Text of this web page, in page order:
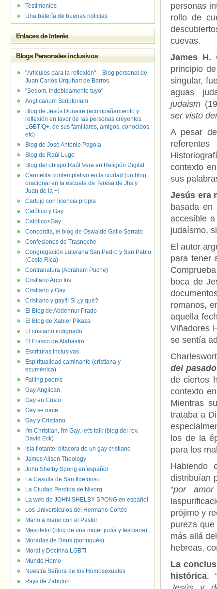
personas
rollo de
cuevas.
James H.
principio
singular,
aguas
judaism
ser visto
A pesar
contexto
sus
Jesús era
basada en
accesible
judaísmo,
El autor
para tener
boca de
romanos,
aquella
Viñadores
se sentía
del
de ciertos
contexto
Mientras
trataba a
los de la
para los
Habiendo
distribuían
“por
prójimo y
pureza
más allá
hebreas,
La
histórica.
Testimonios
Una batería de buenas noticias
Enlaces de Interés
Blogs Personales inclusivos
"Artículos para la reflexión" – Blog personal de
Juan Carlos Urquhart de Barros.
"Sedom. Indebidamente tuyo"
Anglicanum Scriptorium
Blog de Jesús Donaire (acompañamiento y
reflexión en favor de las personas creyentes
LGBTIQ+, de sus familiares, amigos, conocidos,
etc)
Blog de José Antonio Pagola
Blog de Raúl Lugo
Blog del obispo Raúl Vera en Religión Digital
Carmelita contemplativo en la ciudad (un blog
oracional en la escuela de Teresa de Jhs y
Juan de la +)
Cartujo con licencia propia
Católico y Gay
Católico+Gay
Concordia, el blog de Oswaldo Gallo Serrato
Confesiones de Trasnoche
Congregación Luterana San Pedro y San Pablo
(Costa Rica)
Contranatura (Abraham Puche)
Cristiano Arco Iris
Cristiano y Gay
Cristiano y gay!!! Sí ¿y qué?
El Blog de Abdennur Prado
El Blog de Xabier Pikaza
El cristiano indignado
El Frasco de Alabastro
Escrituras Inclusivas
Espiritualidad caminante (cristiana y
ecuménica)
Falling poems
Gay Anglican
Gay en Cristo
Gay se nace.
Gay y Cristiano
I'm Christian, I'm Gay, let's talk (blog del rev.
David Eck)
Isla flotante: bitácora de un gay cristiano
James Alison Theology
John Shelby Spong en español
La Casulla de San Ildefonso
La Ciudad Perdida de Nivorg
La web de JOHN SHELBY SPONG en español
Los Universículos del Hermano Cortés
Mano a mano con el Pastor
Mesoletot (blog de una mujer judía y lesbiana)
Moradas de Deus (portugués)
Moral y Doctrina LGBTI
Mundo Homo
Nuestra Señora de los Homosexuales
Pays de Zabulon